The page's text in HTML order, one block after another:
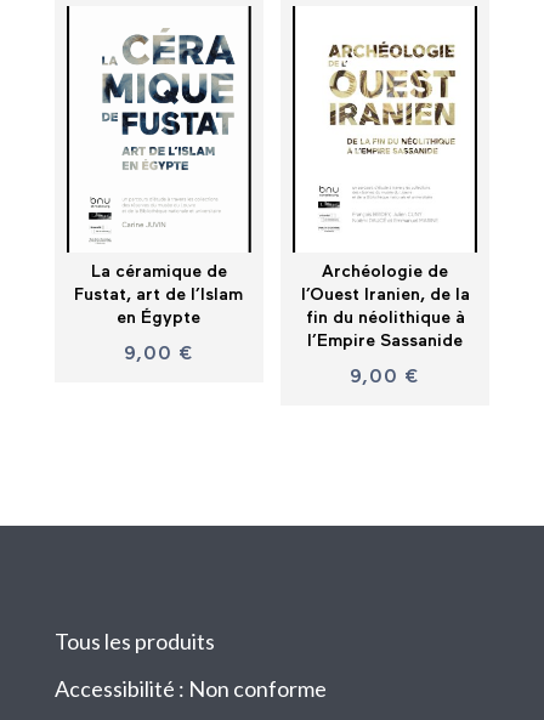
La céramique de
Fustat, art de l’Islam
en Égypte
9,00 €
Archéologie de
l’Ouest Iranien, de la
fin du néolithique à
l’Empire Sassanide
9,00 €
Tous les produits
Accessibilité : Non conforme